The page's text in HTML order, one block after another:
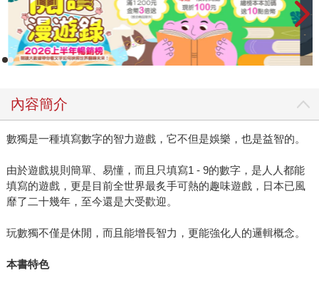
內容簡介
數獨是一種填寫數字的智力遊戲，它不但是娛樂，也是益智的。
由於遊戲規則簡單、易懂，而且只填寫1 - 9的數字，是人人都能
填寫的遊戲，更是目前全世界最炙手可熱的趣味遊戲，日本已風
靡了二十幾年，至今還是大受歡迎。
玩數獨不僅是休閒，而且能增長智力，更能強化人的邏輯概念。
本書特色